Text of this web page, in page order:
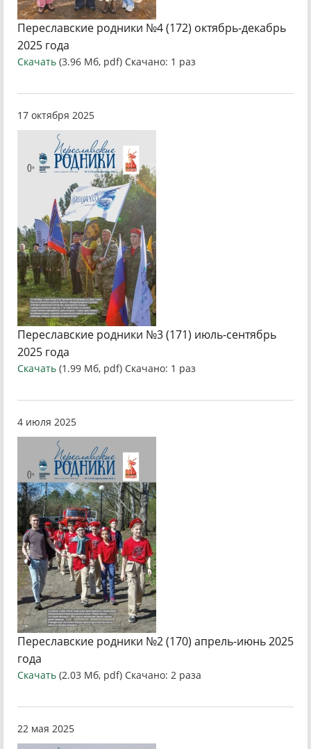
Переславские родники №4 (172) октябрь-декабрь
2025 года
Скачать (3.96 Мб, pdf) Скачано: 1 раз
17 октября 2025
Переславские родники №3 (171) июль-сентябрь
2025 года
Скачать (1.99 Мб, pdf) Скачано: 1 раз
4 июля 2025
Переславские родники №2 (170) апрель-июнь 2025
года
Скачать (2.03 Мб, pdf) Скачано: 2 раза
22 мая 2025